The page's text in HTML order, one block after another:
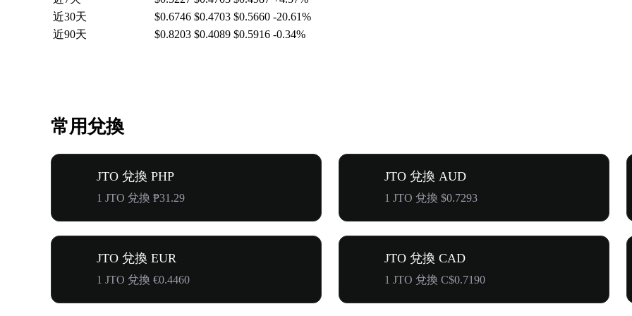
近30天
$0.6746 $0.4703 $0.5660 -20.61%
近90天
$0.8203 $0.4089 $0.5916 -0.34%
常用兌換
JTO 兌換 PHP
1 JTO 兌換 ₱31.29
JTO 兌換 AUD
1 JTO 兌換 $0.7293
JTO 兌換 EUR
1 JTO 兌換 €0.4460
JTO 兌換 CAD
1 JTO 兌換 C$0.7190